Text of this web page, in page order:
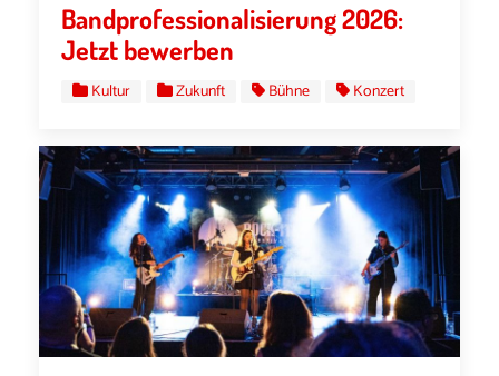
Bandprofessionalisierung 2026:
Jetzt bewerben
Kultur Zukunft Bühne Konzert